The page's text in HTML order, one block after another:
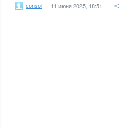
consol 11 июня 2025, 18:51